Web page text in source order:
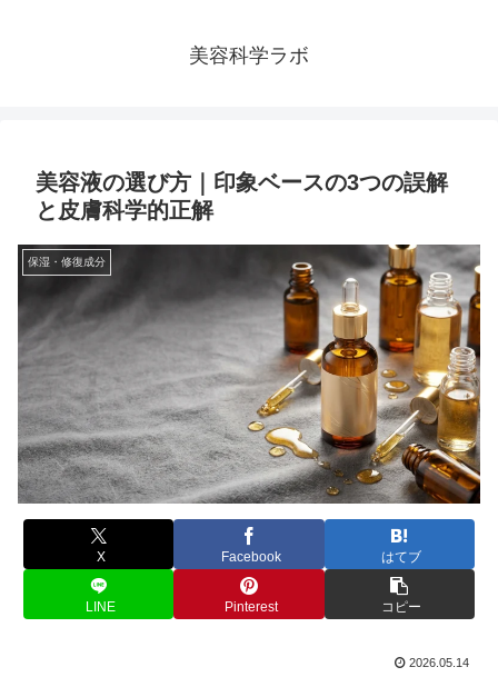
美容科学ラボ
美容液の選び方｜印象ベースの3つの誤解
と皮膚科学的正解
保湿・修復成分
X Facebook はてブ
LINE Pinterest コピー
2026.05.14